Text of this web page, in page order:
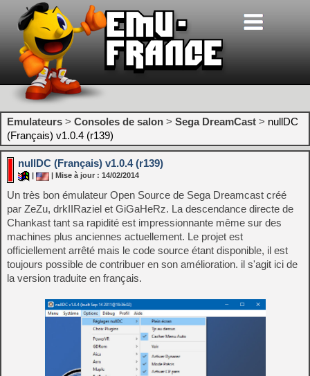
Emulateurs > Consoles de salon > Sega DreamCast > nullDC
(Français) v1.0.4 (r139)
nullDC (Français) v1.0.4 (r139)
| Mise à jour : 14/02/2014
Un très bon émulateur Open Source de Sega Dreamcast créé
par ZeZu, drkIIRaziel et GiGaHeRz. La descendance directe de
Chankast tant sa rapidité est impressionnante même sur des
machines plus anciennes actuellement. Le projet est
officiellement arrêté mais le code source étant disponible, il est
toujours possible de contribuer en son amélioration. il s'agit ici de
la version traduite en français.